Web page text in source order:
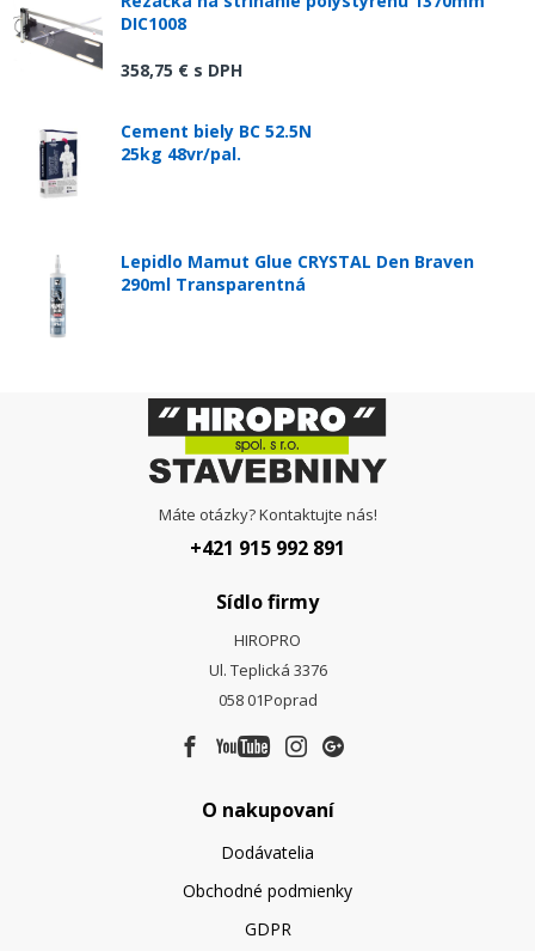
DIC1008
358,75 € s DPH
Cement biely BC 52.5N
25kg 48vr/pal.
Lepidlo Mamut Glue CRYSTAL Den Braven
290ml Transparentná
Máte otázky? Kontaktujte nás!
+421 915 992 891
Sídlo firmy
HIROPRO
Ul. Teplická 3376
058 01Poprad
O nakupovaní
Dodávatelia
Obchodné podmienky
GDPR